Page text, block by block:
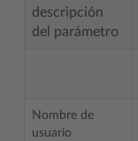
descripción
del parámetro
Nombre de
usuario